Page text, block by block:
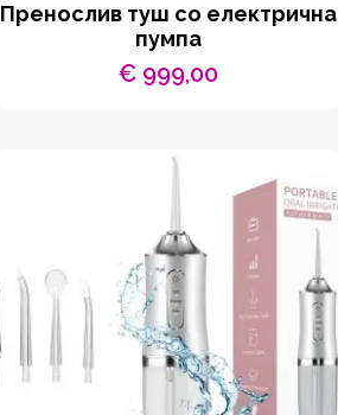
Пренослив туш со електрична
пумпа
€ 999,00